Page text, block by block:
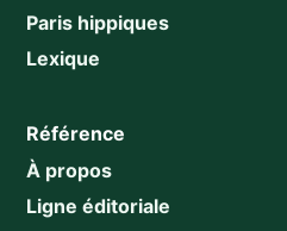
Paris hippiques
Lexique
Référence
À propos
Ligne éditoriale